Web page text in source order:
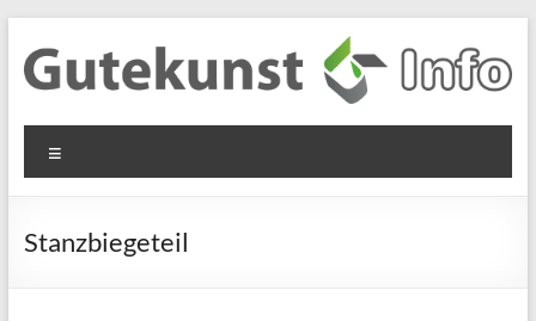
Inhalt
springen
Gutekunst
Formfedern
GmbH
Informationen
Flachmaterial
Stanzbiegeteil